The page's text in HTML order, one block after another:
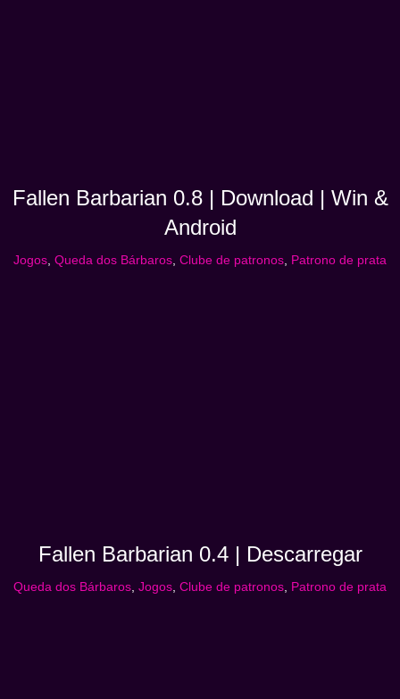
Fallen Barbarian 0.8 | Download | Win &
Android
Jogos, Queda dos Bárbaros, Clube de patronos, Patrono de prata
Fallen Barbarian 0.4 | Descarregar
Queda dos Bárbaros, Jogos, Clube de patronos, Patrono de prata